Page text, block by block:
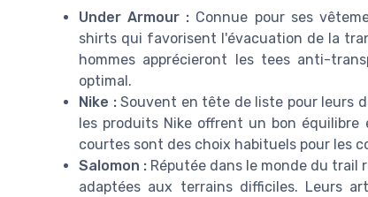
Under Armour : Connue pour ses
shirts qui favorisent l'évacuation de la
hommes apprécieront les tees anti-
optimal.
Nike :Souvent en tête de liste pour leurs
les produits Nike offrent un bon
courtes sont des choix habituels pour les
Salomon : Réputée dans le monde du
adaptées aux terrains difficiles. Leurs